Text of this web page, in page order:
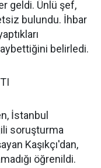
geldi. Ünlü şef,
bulundu. İhbar
belirledi.
İstanbul
soruşturma
Kaşıkçı'dan,
öğrenildi.